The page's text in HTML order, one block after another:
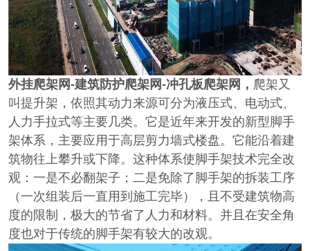
外挂爬架网-建筑防护爬架网-冲孔板爬架网， 爬架又
叫提升架，依照其动力来源可分为液压式、电动式、
人力手拉式等主要几类。它是近年来开发的新型脚手
架体系，主要应用于高层剪力墙式楼盘。它能沿着建
筑物往上攀升或下降。这种体系使脚手架技术完全改
观：一是不必翻架子；二是免除了脚手架的拆装工序
（一次组装后一直用到施工完毕），且不受建筑物高
度的限制，极大的节省了人力和材料。并且在安全角
度也对于传统的脚手架有较大的改观。